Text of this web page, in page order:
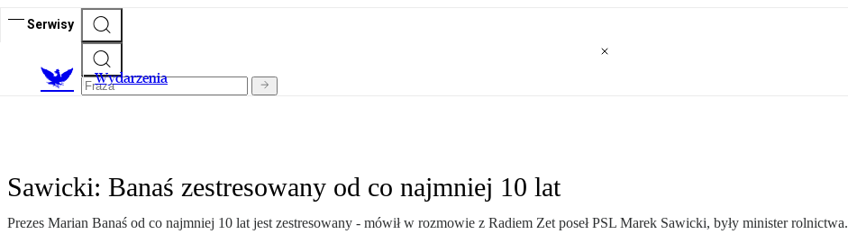
Serwisy
Wydarzenia
Sawicki: Banaś zestresowany od co najmniej 10 lat
Prezes Marian Banaś od co najmniej 10 lat jest zestresowany - mówił w rozmowie z Radiem Zet poseł PSL Marek Sawicki, były minister rolnictwa.